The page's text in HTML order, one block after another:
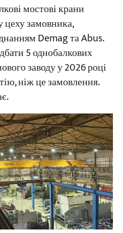
мостові крани
замовника,
Demag та Abus.
5 однобалкових
заводу у 2026 році
ніж це замовлення.